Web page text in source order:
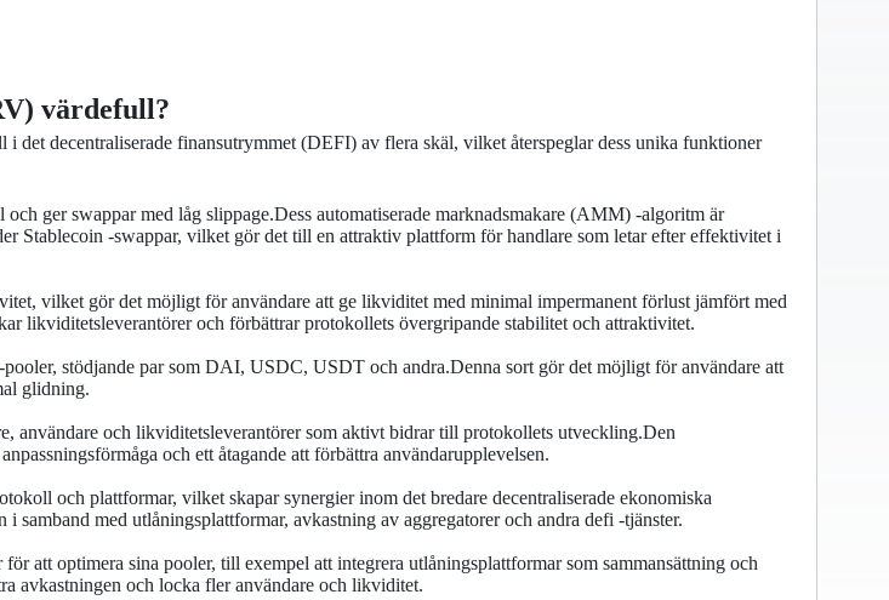
värdefull?
i det decentraliserade finansutrymmet (DEFI) av flera skäl, vilket återspeglar dess unika funktioner
och ger swappar med låg slippage.Dess automatiserade marknadsmakare (AMM) -algoritm är
Stablecoin -swappar, vilket gör det till en attraktiv plattform för handlare som letar efter effektivitet i
vilket gör det möjligt för användare att ge likviditet med minimal impermanent förlust jämfört med
likviditetsleverantörer och förbättrar protokollets övergripande stabilitet och attraktivitet.
stödjande par som DAI, USDC, USDT och andra.Denna sort gör det möjligt för användare att
glidning.
användare och likviditetsleverantörer som aktivt bidrar till protokollets utveckling.Den
och ett åtagande att förbättra användarupplevelsen.
och plattformar, vilket skapar synergier inom det bredare decentraliserade ekonomiska
samband med utlåningsplattformar, avkastning av aggregatorer och andra defi -tjänster.
att optimera sina pooler, till exempel att integrera utlåningsplattformar som sammansättning och
avkastningen och locka fler användare och likviditet.